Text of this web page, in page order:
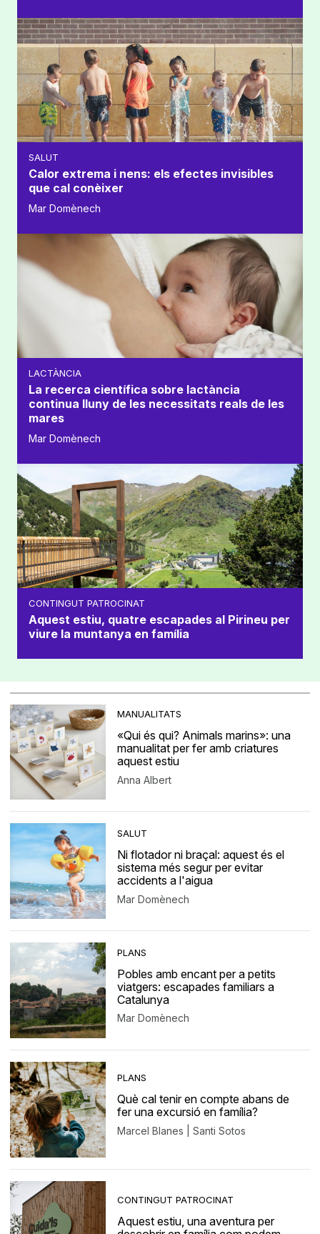
SALUT
Calor extrema i nens: els efectes invisibles
que cal conèixer
Mar Domènech
LACTÀNCIA
La recerca científica sobre lactància
continua lluny de les necessitats reals de les
mares
Mar Domènech
CONTINGUT PATROCINAT
Aquest estiu, quatre escapades al Pirineu per
viure la muntanya en família
MANUALITATS
«Qui és qui? Animals marins»: una
manualitat per fer amb criatures
aquest estiu
Anna Albert
SALUT
Ni flotador ni braçal: aquest és el
sistema més segur per evitar
accidents a l'aigua
Mar Domènech
PLANS
Pobles amb encant per a petits
viatgers: escapades familiars a
Catalunya
Mar Domènech
PLANS
Què cal tenir en compte abans de
fer una excursió en família?
Marcel Blanes | Santi Sotos
CONTINGUT PATROCINAT
Aquest estiu, una aventura per